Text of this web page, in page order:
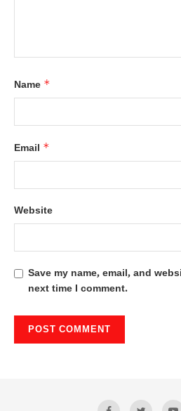
Name *
Email *
Website
Save my name, email, and
next time I comment.